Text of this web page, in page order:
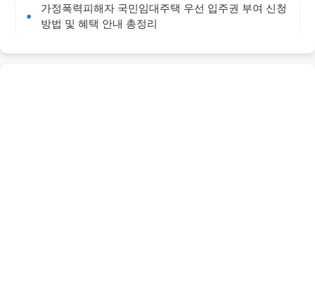
가정폭력피해자 국민임대주택 우선 입주권 부여 신청
방법 및 혜택 안내 총정리